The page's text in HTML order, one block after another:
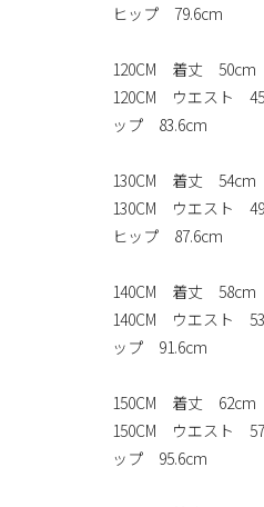
ヒップ 79.6cm
120CM 着丈
120CM ウエスト
ップ 83.6cm
130CM 着丈
130CM ウエスト
ヒップ 87.6cm
140CM 着丈
140CM ウエスト
ップ 91.6cm
150CM 着丈
150CM ウエスト
ップ 95.6cm